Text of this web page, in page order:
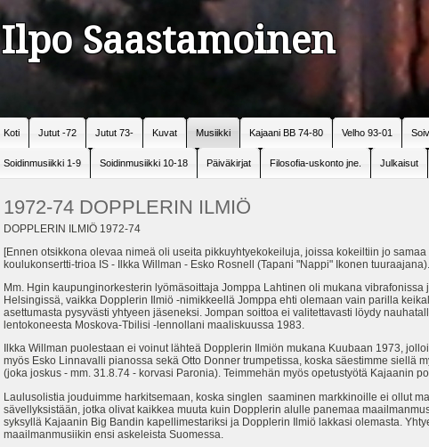
Ilpo Saastamoinen
Koti Jutut -72 Jutut 73- Kuvat Musiikki Kajaani BB 74-80 Velho 93-01
Soidinmusiikki 1-9 Soidinmusiikki 10-18 Päiväkirjat Filosofia-uskonto jne. Julkaisut
1972-74 DOPPLERIN ILMIÖ
DOPPLERIN ILMIÖ 1972-74
[Ennen otsikkona olevaa nimeä oli useita pikkuyhtyekokeiluja, joissa kokeiltiin jo
koulukonsertti-trioa IS - Ilkka Willman - Esko Rosnell (Tapani "Nappi" Ikonen
Mm. Hgin kaupunginorkesterin lyömäsoittaja Jomppa Lahtinen oli mukana
Helsingissä, vaikka Dopplerin Ilmiö -nimikkeellä Jomppa ehti olemaan vain parilla
asettumasta pysyvästi yhtyeen jäseneksi. Jompan soittoa ei valitettavasti löydy
lentokoneesta Moskova-Tbilisi -lennollani maaliskuussa 1983.
Ilkka Willman puolestaan ei voinut lähteä Dopplerin Ilmiön mukana Kuubaan 1973,
myös Esko Linnavalli pianossa sekä Otto Donner trumpetissa, koska säestimme siellä
(joka joskus - mm. 31.8.74 - korvasi Paronia). Teimmehän myös opetustyötä Kajaanin
Laulusolistia jouduimme harkitsemaan, koska singlen saaminen markkinoille ei ollut
sävellyksistään, jotka olivat kaikkea muuta kuin Dopplerin alulle panemaa
syksyllä Kajaanin Big Bandin kapellimestariksi ja Dopplerin Ilmiö lakkasi olemasta.
maailmanmusiikin ensi askeleista Suomessa.